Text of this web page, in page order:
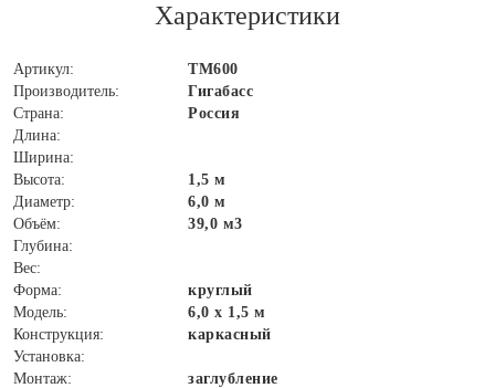
Характеристики
Артикул:
ТМ600
Производитель:
Гигабасс
Страна:
Россия
Длина:
Ширина:
Высота:
1,5 м
Диаметр:
6,0 м
Объём:
39,0 м3
Глубина:
Вес:
Форма:
круглый
Модель:
6,0 х 1,5 м
Конструкция:
каркасный
Установка:
Монтаж:
заглубление